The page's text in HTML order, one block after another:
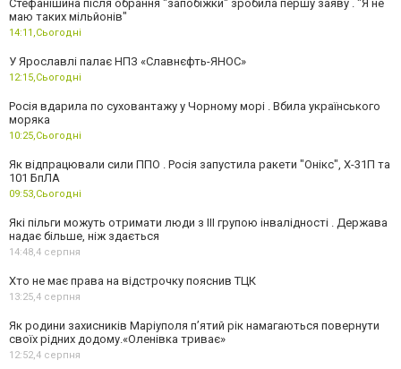
Стефанішина після обрання "запобіжки" зробила першу заяву . "Я не
маю таких мільйонів"
14:11,Сьогодні
У Ярославлі палає НПЗ «Славнєфть-ЯНОС»
12:15,Сьогодні
Росія вдарила по суховантажу у Чорному морі . Вбила українського
моряка
10:25,Сьогодні
Як відпрацювали сили ППО . Росія запустила ракети "Онікс", Х-31П та
101 БпЛА
09:53,Сьогодні
Які пільги можуть отримати люди з III групою інвалідності . Держава
надає більше, ніж здається
14:48,4 серпня
Хто не має права на відстрочку пояснив ТЦК
13:25,4 серпня
Як родини захисників Маріуполя пʼятий рік намагаються повернути
своїх рідних додому.«Оленівка триває»
12:52,4 серпня